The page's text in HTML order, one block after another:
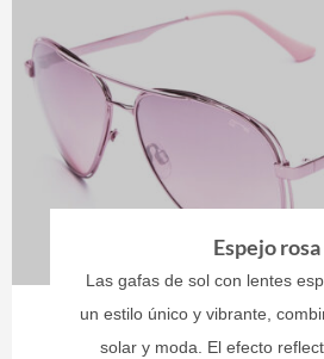
Espejo rosa
Las gafas de sol con lentes
un estilo único y vibrante,
solar y moda. El efecto